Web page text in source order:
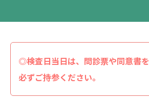
◎検査日当日は、問診票や同意書を
必ずご持参ください。